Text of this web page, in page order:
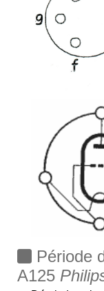
Période
A125